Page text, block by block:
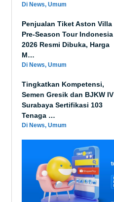
Di News, Umum
Penjualan Tiket Aston Villa
Pre-Season Tour Indonesia
2026 Resmi Dibuka, Harga
M…
Di News, Umum
Tingkatkan Kompetensi,
Semen Gresik dan BJKW IV
Surabaya Sertifikasi 103
Tenaga …
Di News, Umum